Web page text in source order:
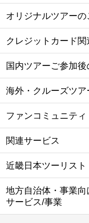
オリジナルツアーの
クレジットカード関
国内ツアーご参加後
海外・クルーズツ
ファンコミュニティ
関連サービス
近畿日本ツーリス
地方自治体・事業向
サービス/事業